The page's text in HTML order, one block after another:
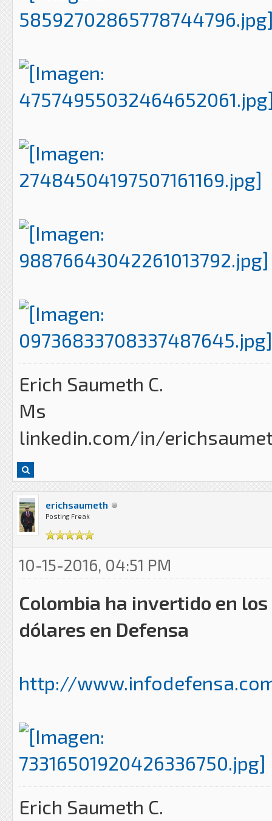
Erich Saumeth C.
Ms
linkedin.com/in/
erichsaumeth
Posting Freak
10-15-2016, 04:51 PM
Colombia ha invertido en
dólares en Defensa
http://
Erich Saumeth C.